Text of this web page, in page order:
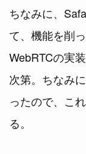
ちなみに、
て、機能を削
WebRTCの実
次第。ちなみに
ったので、こ
る。